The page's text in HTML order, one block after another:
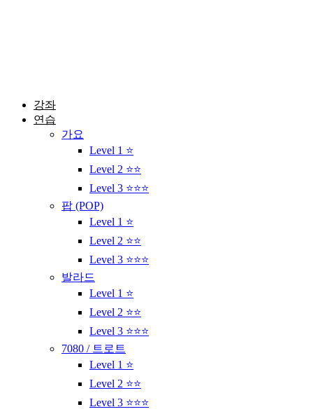
강좌
연습
가요
Level 1 ⭐
Level 2 ⭐⭐
Level 3 ⭐⭐⭐
팝 (POP)
Level 1 ⭐
Level 2 ⭐⭐
Level 3 ⭐⭐⭐
발라드
Level 1 ⭐
Level 2 ⭐⭐
Level 3 ⭐⭐⭐
7080 / 트로트
Level 1 ⭐
Level 2 ⭐⭐
Level 3 ⭐⭐⭐